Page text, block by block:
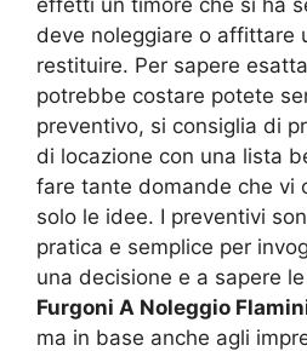
deve noleggiare o affittare
restituire. Per sapere
potrebbe costare potete
preventivo, si consiglia di
di locazione con una lista
fare tante domande che vi
solo le idee. I preventivi
pratica e semplice per
una decisione e a sapere
Furgoni A Noleggio
ma in base anche agli